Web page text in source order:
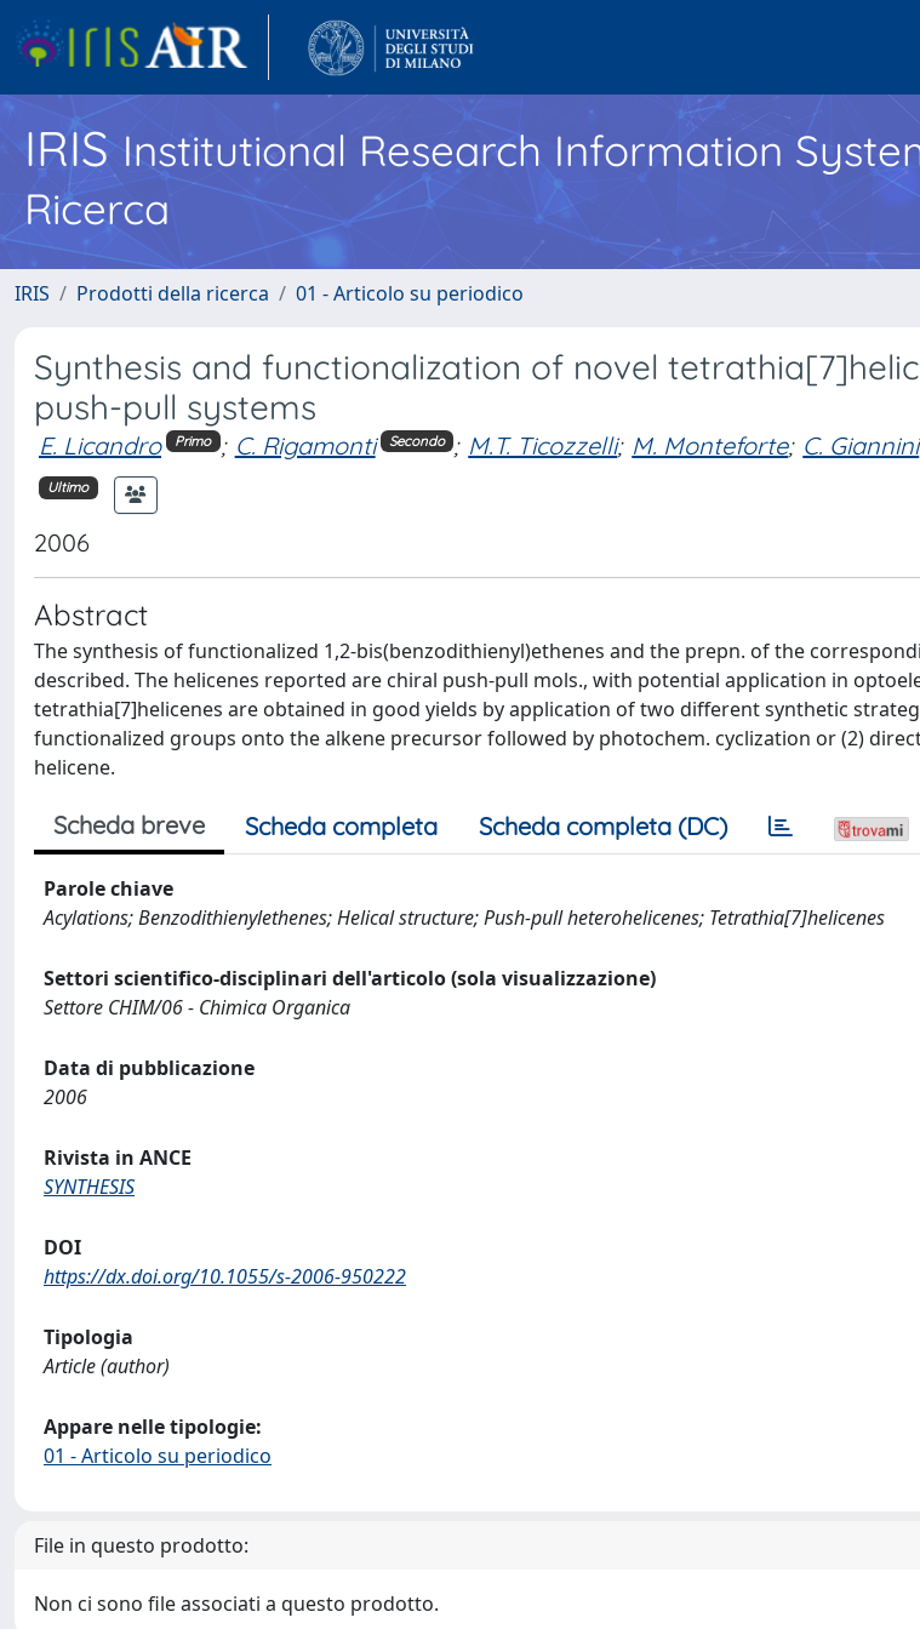
IRISInstitutional Research Information
Ricerca
IRIS Prodotti della ricerca 01 - Articolo su periodico
Synthesis and functionalization of novel
push-pull systems
E. Licandro Primo ; C. Rigamonti Secondo ; M.T. Ticozzelli; M. Monteforte; C. Giannini
Ultimo
2006
Abstract
The synthesis of functionalized 1,2-bis(benzodithienyl)ethenes and the prepn. of the
described. The helicenes reported are chiral push-pull mols., with potential application in
tetrathia[7]helicenes are obtained in good yields by application of two different synthetic
functionalized groups onto the alkene precursor followed by photochem. cyclization or (2)
helicene.
Scheda breve Scheda completa Scheda completa (DC)
Parole chiave
Acylations; Benzodithienylethenes; Helical structure; Push-pull heterohelicenes; Tetrathia[7]helicenes
Settori scientifico-disciplinari dell'articolo (sola visualizzazione)
Settore CHIM/06 - Chimica Organica
Data di pubblicazione
2006
Rivista in ANCE
SYNTHESIS
DOI
https://dx.doi.org/10.1055/s-2006-950222
Tipologia
Article (author)
Appare nelle tipologie:
01 - Articolo su periodico
File in questo prodotto:
Non ci sono file associati a questo prodotto.